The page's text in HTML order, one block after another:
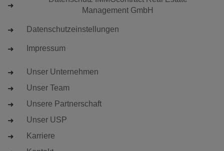
Management GmbH
Datenschutzeinstellungen
Impressum
Unser Unternehmen
Unser Team
Unsere Partnerschaft
Unser USP
Karriere